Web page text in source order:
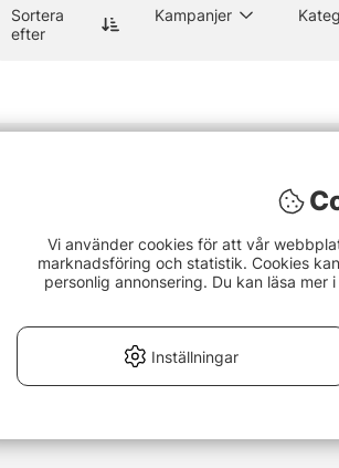
värd ett besök för den som vill se prylarna på
Vad är ett flugfiskeset?
Vad är flugbindningsmaterial?
Vad är vadarbyxor och varför används
Sortera
efter
Kampanjer
Vi använder cookies för att vår
marknadsföring och statistik. Cookies
personlig annonsering. Du kan läsa mer
Inställningar